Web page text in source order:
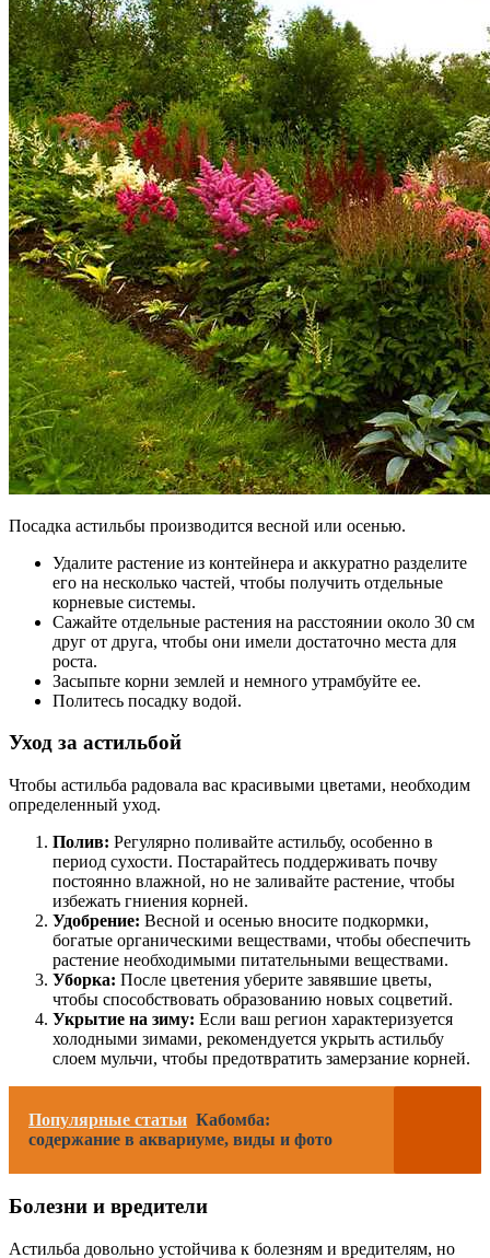
Посадка астильбы производится весной или осенью.
Удалите растение из контейнера и аккуратно разделите
его на несколько частей, чтобы получить отдельные
корневые системы.
Сажайте отдельные растения на расстоянии около 30 см
друг от друга, чтобы они имели достаточно места для
роста.
Засыпьте корни землей и немного утрамбуйте ее.
Политесь посадку водой.
Уход за астильбой
Чтобы астильба радовала вас красивыми цветами, необходим
определенный уход.
Полив: Регулярно поливайте астильбу, особенно в
период сухости. Постарайтесь поддерживать почву
постоянно влажной, но не заливайте растение, чтобы
избежать гниения корней.
Удобрение: Весной и осенью вносите подкормки,
богатые органическими веществами, чтобы обеспечить
растение необходимыми питательными веществами.
Уборка: После цветения уберите завявшие цветы,
чтобы способствовать образованию новых соцветий.
Укрытие на зиму: Если ваш регион характеризуется
холодными зимами, рекомендуется укрыть астильбу
слоем мульчи, чтобы предотвратить замерзание корней.
Популярные статьи Кабомба:
содержание в аквариуме, виды и фото
Болезни и вредители
Астильба довольно устойчива к болезням и вредителям, но